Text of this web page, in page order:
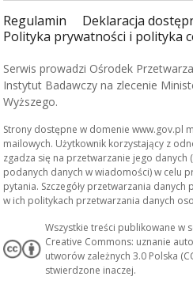
Regulamin
Deklaracja
Polityka prywatności i polityka
Serwis prowadzi Ośrodek
Instytut Badawczy na zlecenie
Wyższego.
Strony dostępne w domenie www.gov.pl
mailowych. Użytkownik korzystający z
zgadza się na przetwarzanie jego
podanych danych w wiadomości) w celu
pytania. Szczegóły przetwarzania
w ich politykach przetwarzania danych
Wszystkie treści publikowane w
Creative Commons: uznanie
utworów zależnych 3.0 Polska
stwierdzone inaczej.